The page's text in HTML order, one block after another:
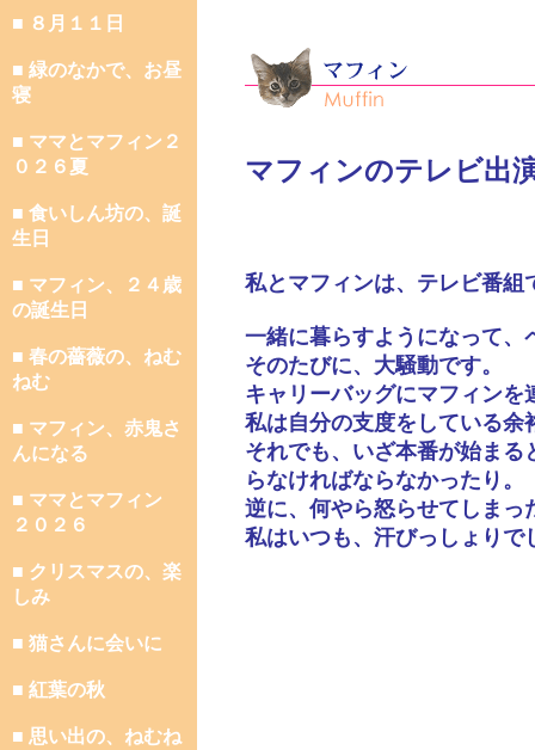
■ ８月１１日
■ 緑のなかで、お昼
寝
■ ママとマフィン２
０２６夏
■ 食いしん坊の、誕
生日
■ マフィン、２４歳
の誕生日
■ 春の薔薇の、ねむ
ねむ
■ マフィン、赤鬼さ
んになる
■ ママとマフィン
２０２６
■ クリスマスの、楽
しみ
■ 猫さんに会いに
■ 紅葉の秋
■ 思い出の、ねむね
マフィンのテレビ出
私とマフィンは、テレビ番組
一緒に暮らすようになって、
そのたびに、大騒動です。
キャリーバッグにマフィン
私は自分の支度をしている余
それでも、いざ本番が始ま
らなければならなかったり。
逆に、何やら怒らせてしまっ
私はいつも、汗びっしょりで